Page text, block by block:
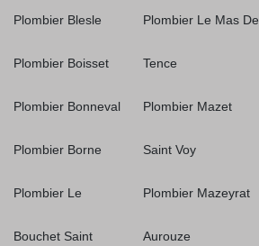
Plombier Blesle
Plombier Boisset
Plombier Bonneval
Plombier Borne
Plombier Le
Bouchet Saint
Plombier Le Mas De
Tence
Plombier Mazet
Saint Voy
Plombier Mazeyrat
Aurouze